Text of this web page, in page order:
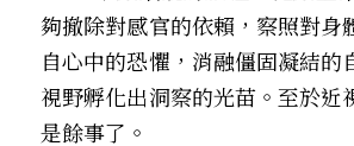
夠撤除對感官的依賴，察照對身
自心中的恐懼，消融僵固凝結的
視野孵化出洞察的光苗。至於近
是餘事了。